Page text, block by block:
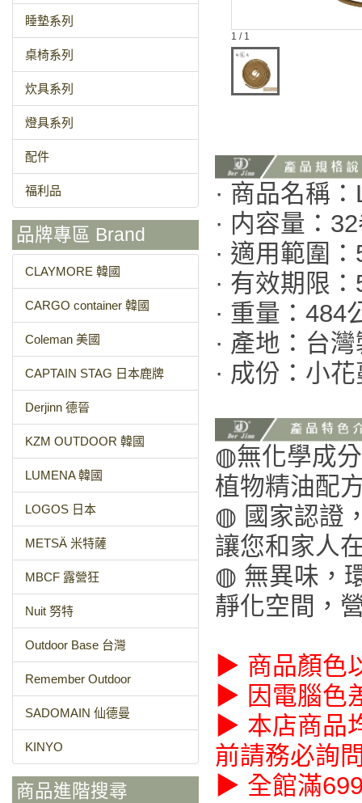
睡墊系列
桌椅系列
炊具系列
燈具系列
配件
福利品
品牌專區 Brand
CLAYMORE 韓國
CARGO container 韓國
Coleman 美國
CAPTAIN STAG 日本鹿牌
Derjinn 德晉
KZM OUTDOOR 韓國
LUMENA 韓國
LOGOS 日本
METSÄ 米特薩
MBCF 露營狂
Nuit 努特
Outdoor Base 台灣
Remember Outdoor
SADOMAIN 仙德曼
KINYO
商品進階搜尋
1 / 1
· 商品名稱
· 内容量：
· 適用範圍
· 有效期限
· 重量：484
· 產地：台
· 成份：小
◍無化學成
植物精油配
◍ 國家認證
讓您和家人
◍ 無異味，
靜化空間，
▶ 商品顏色
▶ 因電腦色
▶ 本店商品
前請務必詢
▶ 全館滿